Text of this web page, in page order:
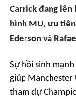
Carrick đang lên
hình MU, ưu
Ederson và
Sự hồi sinh
giúp Manchester
tham dự